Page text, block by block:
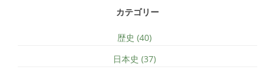
カテゴリー
歴史 (40)
日本史 (37)